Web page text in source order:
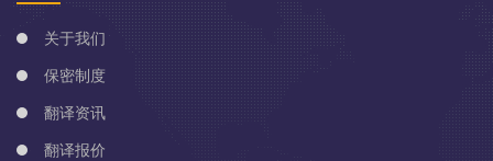
关于我们
保密制度
翻译资讯
翻译报价